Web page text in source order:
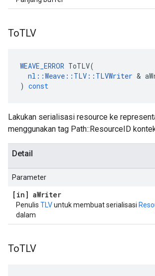
ToTLV
WEAVE_ERROR ToTLV(
nl ::Weave :: TLV :: TLVWriter &
) const
Lakukan serialisasi resource ke
menggunakan tag Path::ResourceID
Detail
Parameter
[in] aWriter
Penulis TLVuntuk membuat serialisasi
dalam
ToTLV